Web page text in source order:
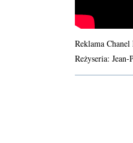
Reklama
Reżyseria: